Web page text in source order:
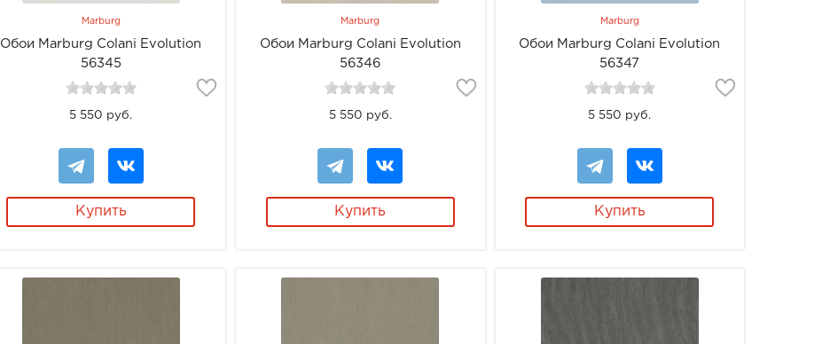
Marburg
Обои Marburg Colani Evolution
56345
5 550 руб.
Купить
Marburg
Обои Marburg Colani Evolution
56346
5 550 руб.
Купить
Marburg
Обои Marburg Colani Evolution
56347
5 550 руб.
Купить